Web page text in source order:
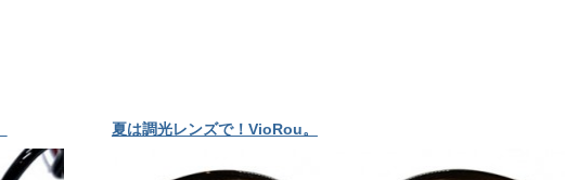
夏は調光レンズで！VioRou。